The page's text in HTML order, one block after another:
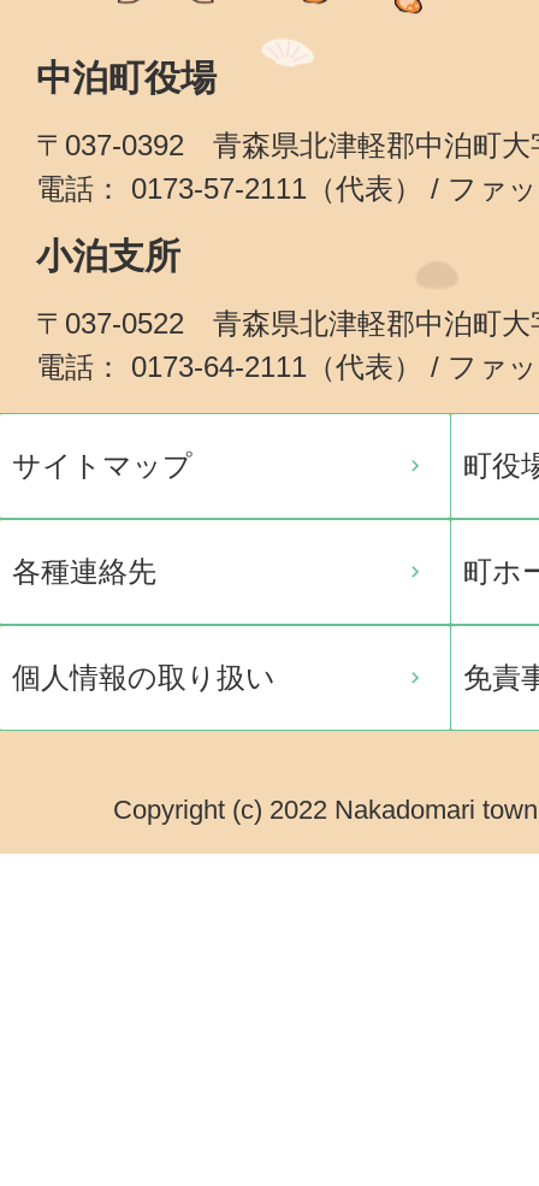
中泊町役場
〒037-0392 青森県北津軽郡中泊町大
電話： 0173-57-2111（代表） / ファ
小泊支所
〒037-0522 青森県北津軽郡中泊町大
電話： 0173-64-2111（代表） / ファ
サイトマップ 町役
各種連絡先 町ホ
個人情報の取り扱い 免責
Copyright (c) 2022 Nakadomari